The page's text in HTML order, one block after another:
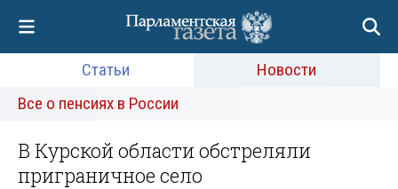
Статьи
Новости
Все о пенсиях в России
В Курской области обстреляли
приграничное село